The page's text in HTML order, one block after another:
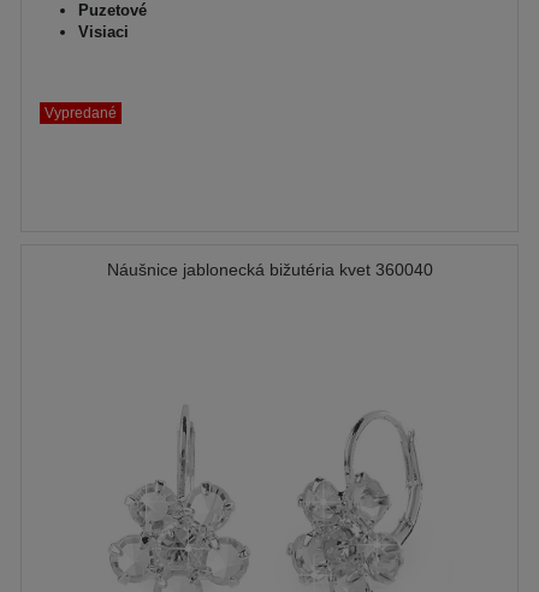
Puzetové
Visiaci
Vypredané
Náušnice jablonecká bižutéria kvet 360040